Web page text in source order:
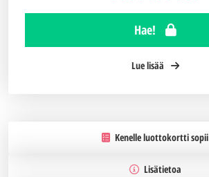
Hae!
Lue lisää
Kenelle luottokortti sopii
Lisätietoa